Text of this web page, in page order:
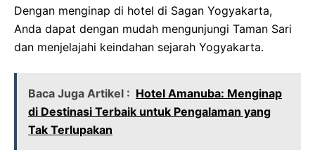
Dengan menginap di hotel di Sagan Yogyakarta,
Anda dapat dengan mudah mengunjungi Taman Sari
dan menjelajahi keindahan sejarah Yogyakarta.
Baca Juga Artikel : Hotel Amanuba: Menginap
di Destinasi Terbaik untuk Pengalaman yang
Tak Terlupakan